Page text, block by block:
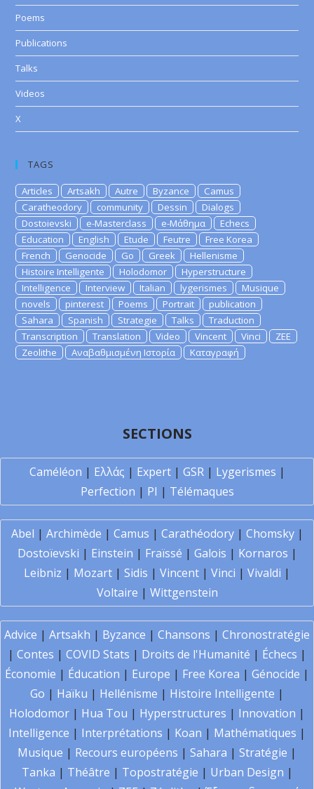
Poems
Publications
Talks
Videos
X
TAGS
Articles Artsakh Autre Byzance
Camus
Caratheodory
community Dessin
Dialogs
Dostoievski
e-Masterclass e-Μάθημα
Echecs
Education
English Etude Feutre
Free Korea
French
Genocide Go Greek
Hellenisme
Histoire Intelligente
Holodomor
Hyperstructure
Intelligence
Interview Italian lygerismes
Musique
novels
pinterest Poems Portrait
publication
Sahara
Spanish Strategie Talks
Traduction
Transcription
Translation Video Vincent Vinci
ZEE
Zeolithe
Αναβαθμισμένη Ιστορία Καταγραφή
SECTIONS
Caméléon | Ελλάς | Expert| GSR| Lygerismes |
Perfection | PI | Télémaques
Abel | Archimède | Camus | Carathéodory| Chomsky|
Dostoïevski | Einstein | Fraïssé | Galois | Kornaros |
Leibniz | Mozart | Sidis | Vincent | Vinci | Vivaldi |
Voltaire | Wittgenstein
Advice | Artsakh | Byzance | Chansons | Chronostratégie
| Contes | COVID Stats | Droits de l'Humanité | Échecs |
Économie | Éducation | Europe | Free Korea | Génocide |
Go | Haïku | Hellénisme | Histoire Intelligente |
Holodomor | Hua Tou | Hyperstructures | Innovation |
Intelligence | Interprétations | Koan | Mathématiques |
Musique | Recours européens | Sahara | Stratégie |
Tanka | Théâtre | Topostratégie | Urban Design |